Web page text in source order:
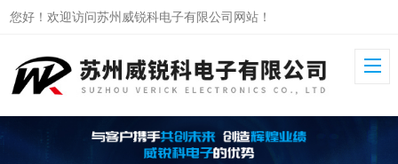
您好！欢迎访问苏州威锐科电子有限公司网站！